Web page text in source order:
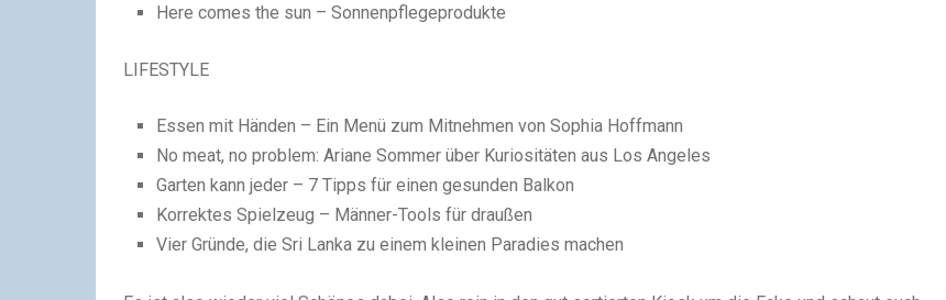
Here comes the sun – Sonnenpflegeprodukte
LIFESTYLE
Essen mit Händen – Ein Menü zum Mitnehmen von Sophia Hoffmann
No meat, no problem: Ariane Sommer über Kuriositäten aus Los Angeles
Garten kann jeder – 7 Tipps für einen gesunden Balkon
Korrektes Spielzeug – Männer-Tools für draußen
Vier Gründe, die Sri Lanka zu einem kleinen Paradies machen